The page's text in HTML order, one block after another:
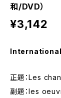
和/DVD）
¥3,142
正題：Les
副題：les